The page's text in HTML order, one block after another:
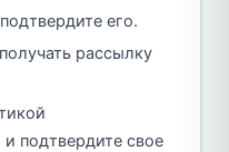
его.
рассылку
подтвердите свое